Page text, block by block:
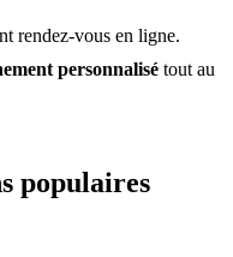
rendez-vous en ligne.
personnalisé tout au
populaires